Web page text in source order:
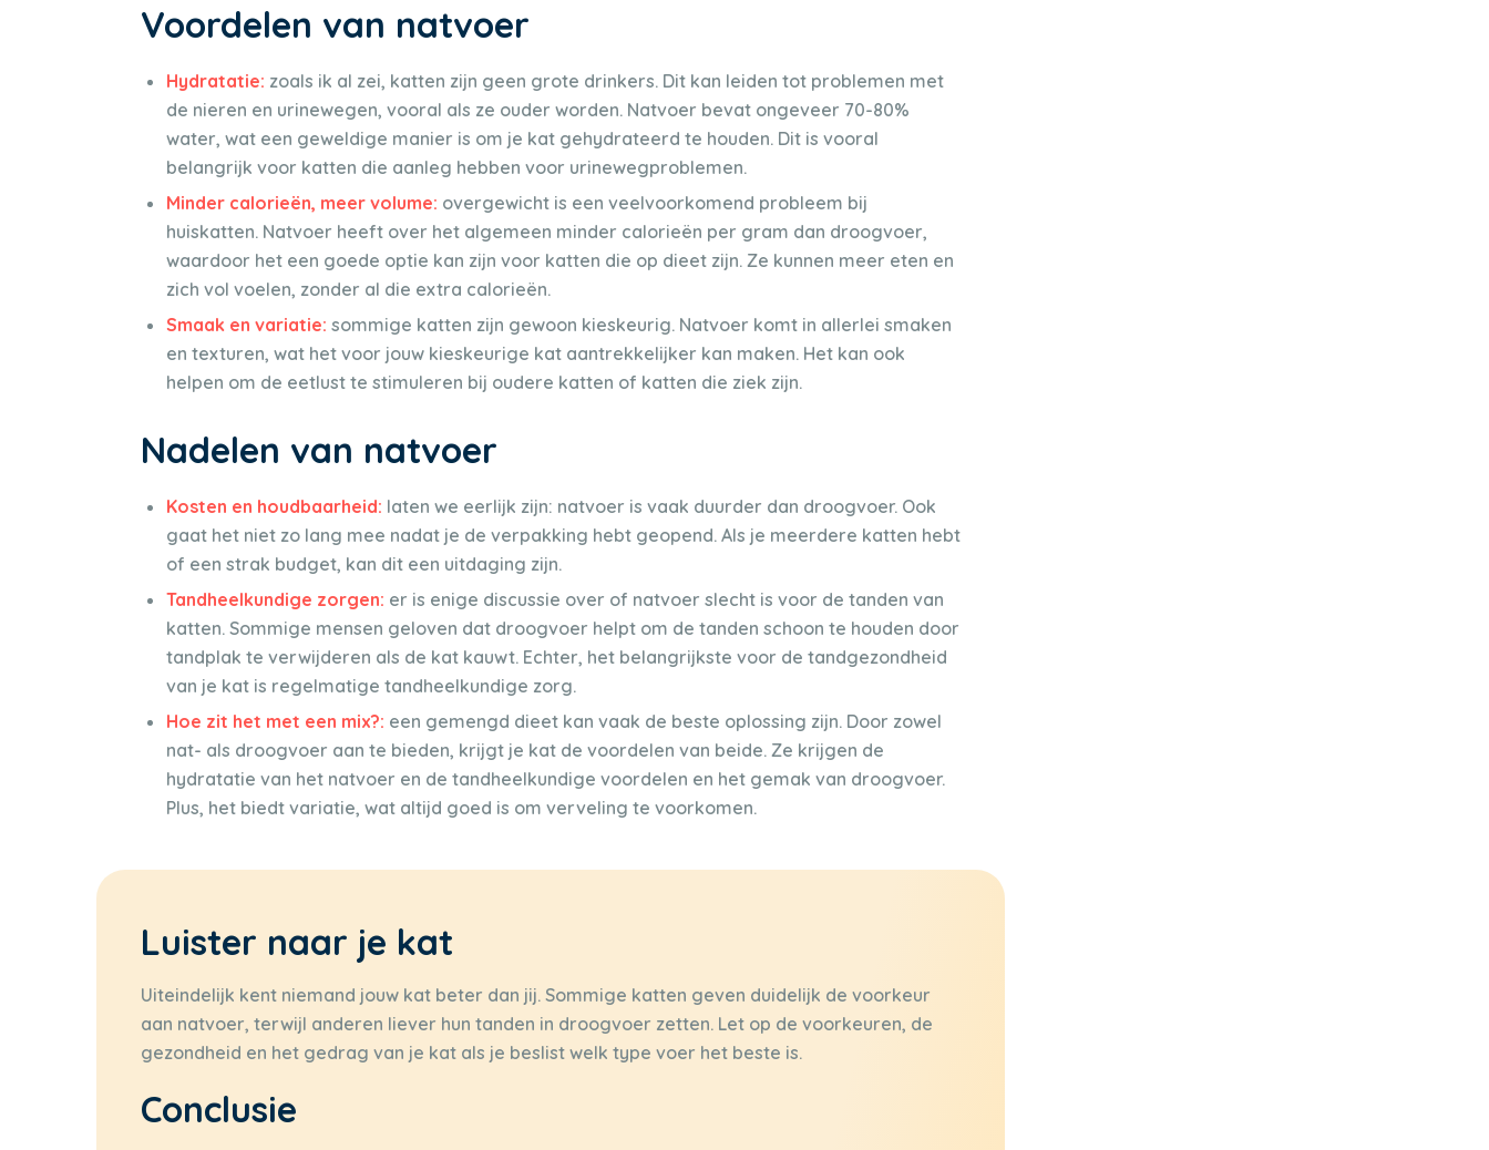
Voordelen van natvoer
Hydratatie: zoals ik al zei, katten zijn geen grote drinkers. Dit kan leiden tot problemen met
de nieren en urinewegen, vooral als ze ouder worden. Natvoer bevat ongeveer 70-80%
water, wat een geweldige manier is om je kat gehydrateerd te houden. Dit is vooral
belangrijk voor katten die aanleg hebben voor urinewegproblemen.
Minder calorieën, meer volume: overgewicht is een veelvoorkomend probleem bij
huiskatten. Natvoer heeft over het algemeen minder calorieën per gram dan droogvoer,
waardoor het een goede optie kan zijn voor katten die op dieet zijn. Ze kunnen meer eten en
zich vol voelen, zonder al die extra calorieën.
Smaak en variatie: sommige katten zijn gewoon kieskeurig. Natvoer komt in allerlei smaken
en texturen, wat het voor jouw kieskeurige kat aantrekkelijker kan maken. Het kan ook
helpen om de eetlust te stimuleren bij oudere katten of katten die ziek zijn.
Nadelen van natvoer
Kosten en houdbaarheid: laten we eerlijk zijn: natvoer is vaak duurder dan droogvoer. Ook
gaat het niet zo lang mee nadat je de verpakking hebt geopend. Als je meerdere katten hebt
of een strak budget, kan dit een uitdaging zijn.
Tandheelkundige zorgen: er is enige discussie over of natvoer slecht is voor de tanden van
katten. Sommige mensen geloven dat droogvoer helpt om de tanden schoon te houden door
tandplak te verwijderen als de kat kauwt. Echter, het belangrijkste voor de tandgezondheid
van je kat is regelmatige tandheelkundige zorg.
Hoe zit het met een mix?: een gemengd dieet kan vaak de beste oplossing zijn. Door zowel
nat- als droogvoer aan te bieden, krijgt je kat de voordelen van beide. Ze krijgen de
hydratatie van het natvoer en de tandheelkundige voordelen en het gemak van droogvoer.
Plus, het biedt variatie, wat altijd goed is om verveling te voorkomen.
Luister naar je kat
Uiteindelijk kent niemand jouw kat beter dan jij. Sommige katten geven duidelijk de voorkeur
aan natvoer, terwijl anderen liever hun tanden in droogvoer zetten. Let op de voorkeuren, de
gezondheid en het gedrag van je kat als je beslist welk type voer het beste is.
Conclusie